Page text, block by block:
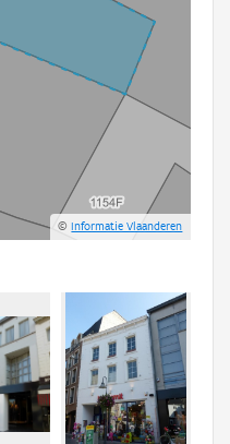
©Informatie Vlaanderen